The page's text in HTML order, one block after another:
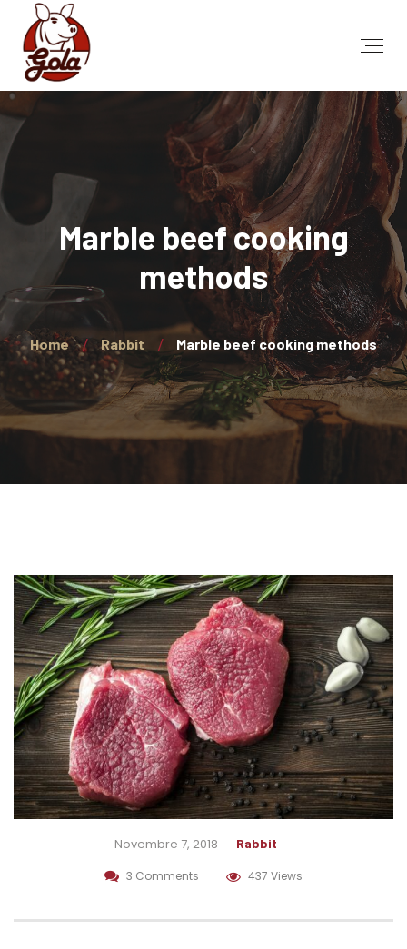
Marble beef cooking
methods
Home Rabbit Marble beef cooking methods
Novembre 7, 2018 Rabbit
3 Comments 437 Views